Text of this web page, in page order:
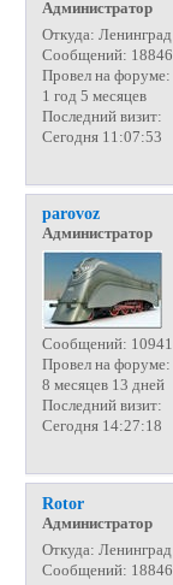
Администратор
Откуда: Ленинград
Сообщений: 18846
Провел на форуме:
1 год 5 месяцев
Последний визит:
Сегодня 11:07:53
parovoz
Администратор
Сообщений: 10941
Провел на форуме:
8 месяцев 13 дней
Последний визит:
Сегодня 14:27:18
Rotor
Администратор
Откуда: Ленинград
Сообщений: 18846